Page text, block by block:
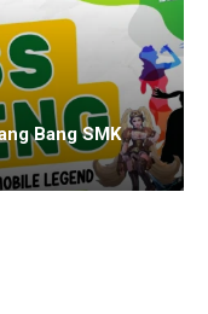
Bang SMK